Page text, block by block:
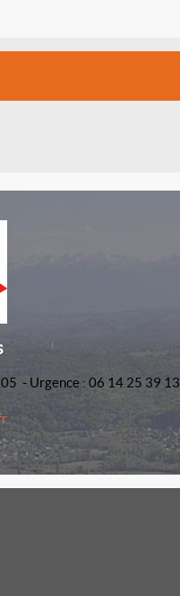
- Urgence : 06 14 25 39 13